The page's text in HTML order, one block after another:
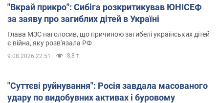
"Вкрай прикро": Сибіга розкритикував ЮНІСЕФ
за заяву про загиблих дітей в Україні
Глава МЗС наголосив, що причиною загибелі українських дітей
є війна, яку розв'язала РФ
9.08.2026 22:51 8,8 т.
"Суттєві руйнування": Росія завдала масованого
удару по видобувних активах і буровому